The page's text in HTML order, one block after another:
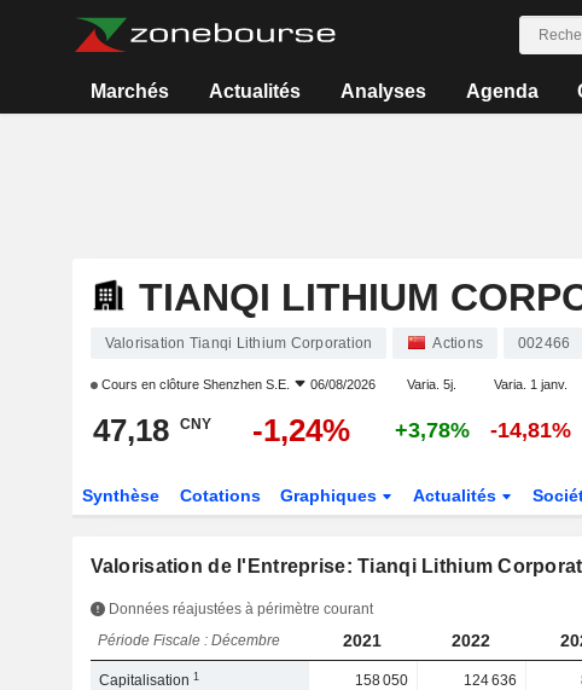
Marchés Actualités Analyses Agenda
TIANQI LITHIUM
Valorisation Tianqi Lithium Corporation Actions 002466
Cours en clôture Shenzhen S.E. 06/08/2026 Varia. 5j. Varia. 1 janv.
47,18 CNY -1,24% +3,78% -14,81%
Synthèse Cotations Graphiques Actualités
Valorisation de l'Entreprise: Tianqi Lithium
Données réajustées à périmètre courant
Période Fiscale : Décembre
2021 2022
Capitalisation1 158 050 124 636